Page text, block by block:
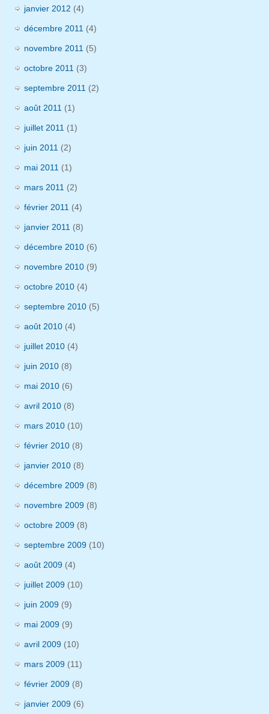
janvier 2012 (4)
décembre 2011 (4)
novembre 2011 (5)
octobre 2011 (3)
septembre 2011 (2)
août 2011 (1)
juillet 2011 (1)
juin 2011 (2)
mai 2011 (1)
mars 2011 (2)
février 2011 (4)
janvier 2011 (8)
décembre 2010 (6)
novembre 2010 (9)
octobre 2010 (4)
septembre 2010 (5)
août 2010 (4)
juillet 2010 (4)
juin 2010 (8)
mai 2010 (6)
avril 2010 (8)
mars 2010 (10)
février 2010 (8)
janvier 2010 (8)
décembre 2009 (8)
novembre 2009 (8)
octobre 2009 (8)
septembre 2009 (10)
août 2009 (4)
juillet 2009 (10)
juin 2009 (9)
mai 2009 (9)
avril 2009 (10)
mars 2009 (11)
février 2009 (8)
janvier 2009 (6)